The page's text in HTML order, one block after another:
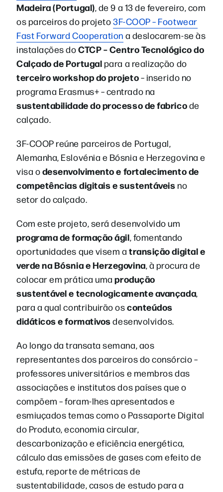
Madeira (Portugal), de 9 a 13 de fevereiro, com
os parceiros do projeto3F-COOP – Footwear
Fast Forward Cooperation a deslocarem-se às
instalações doCTCP – Centro Tecnológico do
Calçado de Portugalpara a realização do
terceiro workshop do projeto– inserido no
programa Erasmus+ – centrado na
sustentabilidade do processo de fabricode
calçado.
3F-COOP reúne parceiros de Portugal,
Alemanha, Eslovénia e Bósnia e Herzegovina e
visa odesenvolvimento e fortalecimento de
competências digitais e sustentáveisno
setor do calçado.
Com este projeto, será desenvolvido um
programa de formação ágil, fomentando
oportunidades que visem atransição digital e
verde na Bósnia e Herzegovina, à procura de
colocar em prática umaprodução
sustentável e tecnologicamente avançada,
para a qual contribuirão osconteúdos
didáticos e formativosdesenvolvidos.
Ao longo da transata semana, aos
representantes dos parceiros do consórcio –
professores universitários e membros das
associações e institutos dos países que o
compõem – foram-lhes apresentados e
esmiuçados temas como o Passaporte Digital
do Produto, economia circular,
descarbonização e eficiência energética,
cálculo das emissões de gases com efeito de
estufa, reporte de métricas de
sustentabilidade, casos de estudo para a